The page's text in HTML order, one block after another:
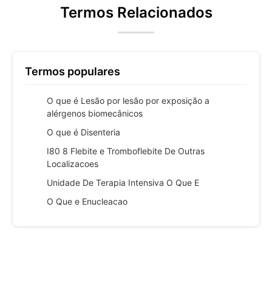
Termos Relacionados
Termos populares
O que é Lesão por lesão por exposição a
alérgenos biomecânicos
O que é Disenteria
I80 8 Flebite e Tromboflebite De Outras
Localizacoes
Unidade De Terapia Intensiva O Que E
O Que e Enucleacao